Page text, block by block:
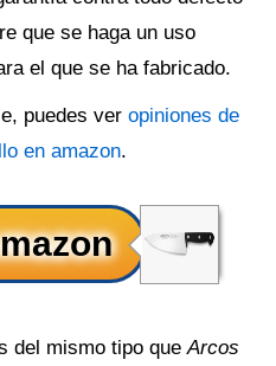
que se haga un uso
el que se ha fabricado.
puedes ver opiniones de
en amazon.
del mismo tipo queArcos